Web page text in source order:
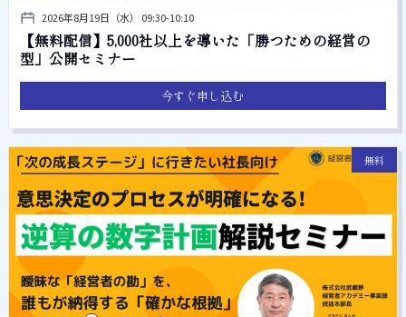
2026年8月19日（水） 09:30-10:10
【無料配信】5,000社以上を導いた「勝つための経営の
型」公開セミナー
今すぐ申し込む
無料